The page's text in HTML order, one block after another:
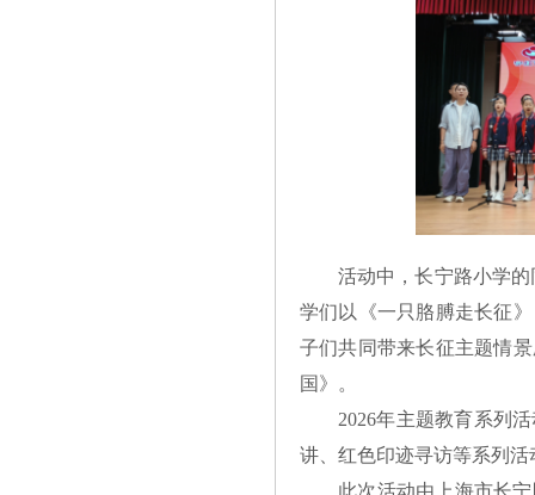
活动中，长宁路小学
学们以《一只胳膊走长征
子们共同带来长征主题情
国》。
2026年主题教育系列
讲、红色印迹寻访等系列活
此次活动由上海市长